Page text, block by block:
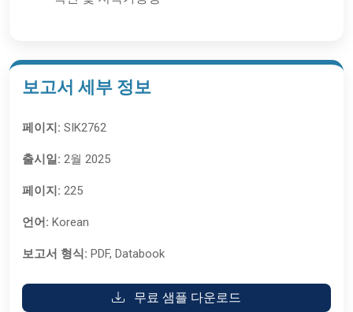
보고서 세부 정보
페이지: SIK2762
출시일: 2월 2025
페이지: 225
언어: Korean
보고서 형식: PDF, Databook
무료 샘플 다운로드